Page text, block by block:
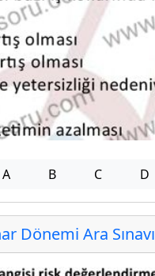
A B C D
Dönemi Ara Sınavı